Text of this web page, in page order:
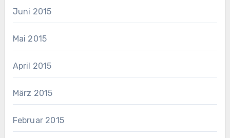
Juni 2015
Mai 2015
April 2015
März 2015
Februar 2015